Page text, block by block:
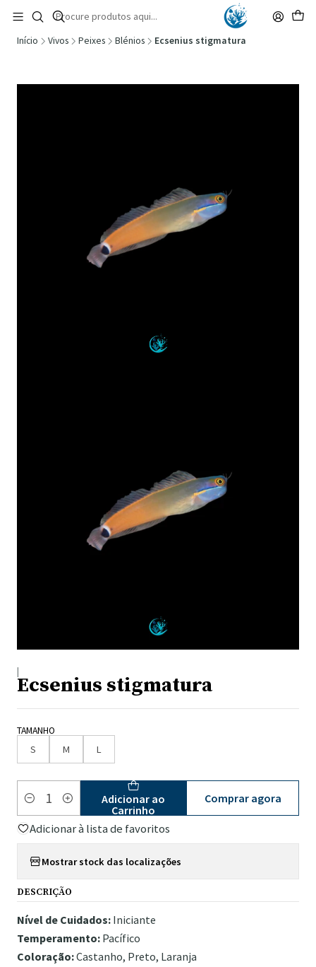
🚚 Portugal Continental: Portes Grátis desde 149,90€ (Envio extresso: 14,90€)
Ler mais
Início Vivos Peixes Blénios Ecsenius stigmatura
|
Ecsenius stigmatura
TAMANHO
S M L
Quantidade
Adicionar ao
Carrinho
Comprar agora
Adicionar à lista de favoritos
Mostrar stock das localizações
DESCRIÇÃO
Nível de Cuidados: Iniciante
Temperamento: Pacífico
Coloração:Castanho, Preto, Laranja